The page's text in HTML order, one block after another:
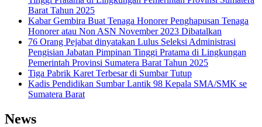
Barat Tahun 2025
Kabar Gembira Buat Tenaga Honorer Penghapusan Tenaga
Honorer atau Non ASN November 2023 Dibatalkan
76 Orang Pejabat dinyatakan Lulus Seleksi Administrasi
Pengisian Jabatan Pimpinan Tinggi Pratama di Lingkungan
Pemerintah Provinsi Sumatera Barat Tahun 2025
Tiga Pabrik Karet Terbesar di Sumbar Tutup
Kadis Pendidikan Sumbar Lantik 98 Kepala SMA/SMK se
Sumatera Barat
News